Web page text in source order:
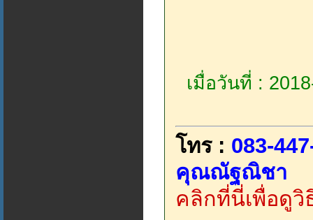
เมื่อวันที่ :
โทร : 083-
คุณณัฐณิชา
คลิกที่นี่เพื่อดูวิ